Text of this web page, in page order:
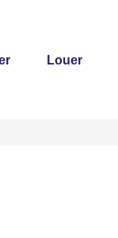
Louer